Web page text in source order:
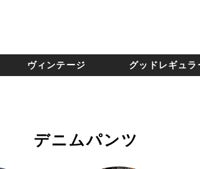
ヴィンテージ グッドレギュラ
デニムパンツ